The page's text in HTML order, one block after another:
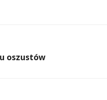
oszustów